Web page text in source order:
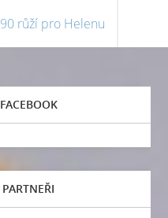
90 růží pro Helenu
FACEBOOK
PARTNEŘI